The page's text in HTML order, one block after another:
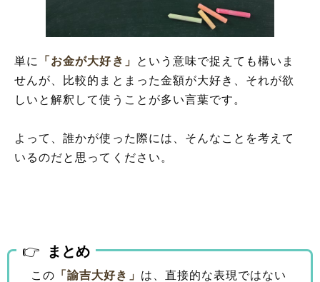
単に 「お金が大好き」
という意味で捉えても構いま
せんが、比較的まとまった金額が大好き、それが欲
しいと解釈して使うことが多い言葉です。
よって、誰かが使った際には、そんなことを考えて
いるのだと思ってください。
まとめ
この 「諭吉大好き」 は、直接的な表現ではない